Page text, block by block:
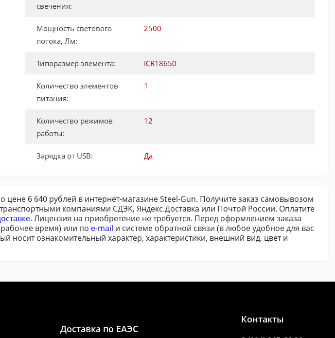
свечения:
Мощность светового
потока, Лм:
2500
Типоразмер элемента: ICR18650
Количество элементов
питания:
1
Количество режимов
работы:
12
Зарядка от USB: Да
6 640 рублей в интернет-магазине Steel-Gun. Получите заказ самовывозом
компаниями СДЭК, Яндекс.Доставка или Почтой России. Оплатите
. Лицензия на приобретение не требуется. Перед оформлением заказа
время) или по e-mail и системе обратной связи (в любое удобное для вас
ознакомительный характер, характеристики, внешний вид, цвет и
Доставка по ЕАЭС
Контакты